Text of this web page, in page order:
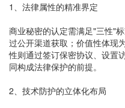
1、法律属性的精准界定
商业秘密的认定需满足"三性"
过公开渠道获取；价值性体现
性则通过签订保密协议、设置
同构成法律保护的前提。
2、技术防护的立体化布局